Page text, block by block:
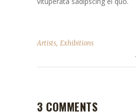
Artists, Exhibitions
3 COMMENTS